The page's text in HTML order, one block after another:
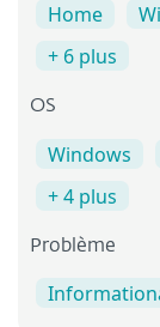
Home
+ 6 plus
OS
Windows
+ 4 plus
Problème